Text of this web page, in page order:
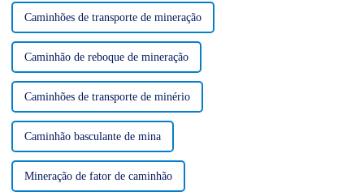
Caminhões de transporte de mineração
Caminhão de reboque de mineração
Caminhões de transporte de minério
Caminhão basculante de mina
Mineração de fator de caminhão